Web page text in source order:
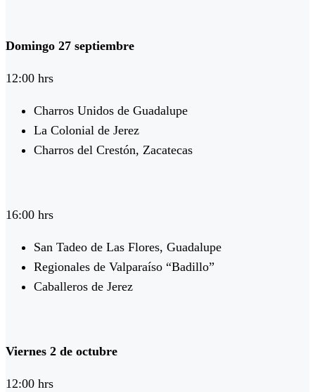
Domingo 27 septiembre
12:00 hrs
Charros Unidos de Guadalupe
La Colonial de Jerez
Charros del Crestón, Zacatecas
16:00 hrs
San Tadeo de Las Flores, Guadalupe
Regionales de Valparaíso “Badillo”
Caballeros de Jerez
Viernes 2 de octubre
12:00 hrs